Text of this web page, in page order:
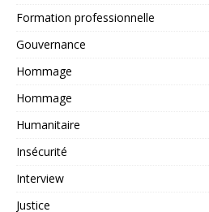
Formation professionnelle
Gouvernance
Hommage
Hommage
Humanitaire
Insécurité
Interview
Justice